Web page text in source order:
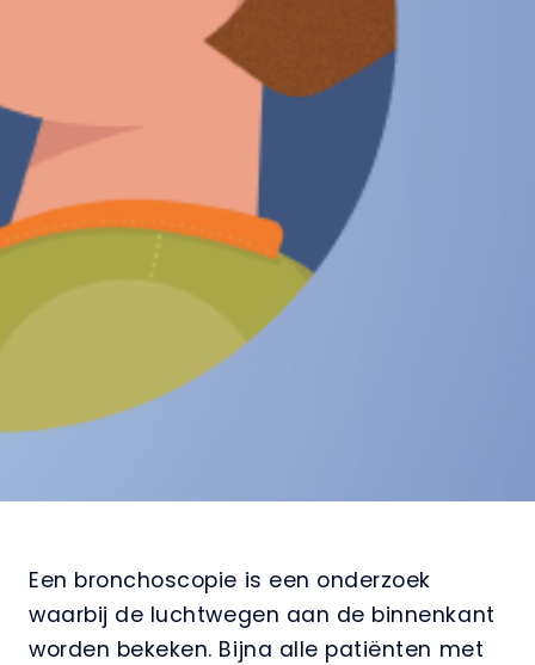
Een bronchoscopie is een onderzoek
waarbij de luchtwegen aan de binnenkant
worden bekeken. Bijna alle patiënten met